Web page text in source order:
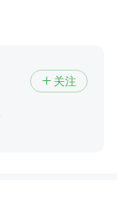
 关注